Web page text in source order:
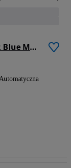
Volkswagen Touareg 3.0 V6 TDI SCR Blue Motion DPF Automatik Terrain Tech Executive Edition
Automatyczna